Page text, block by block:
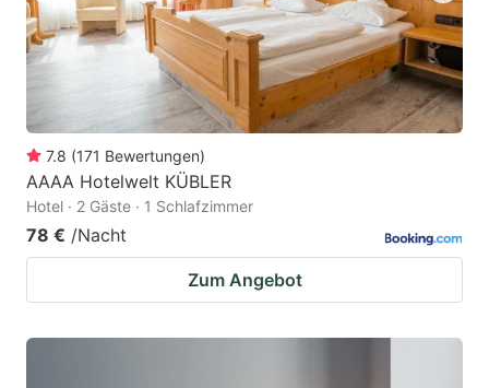
7.8 (171 Bewertungen)
AAAA Hotelwelt KÜBLER
Hotel · 2 Gäste · 1 Schlafzimmer
78 € /Nacht
Zum Angebot